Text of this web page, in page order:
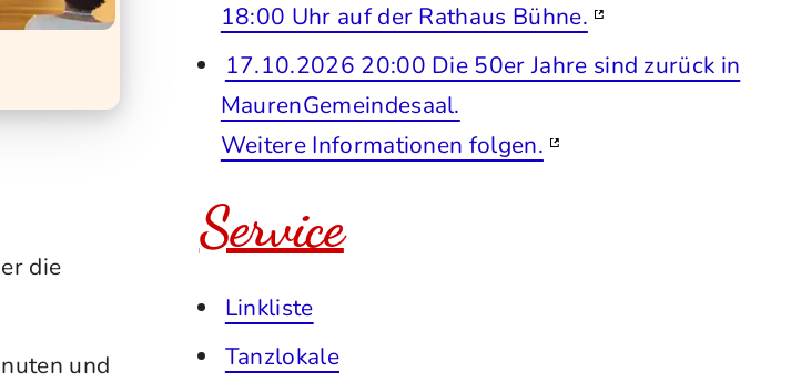
die
und
18:00 Uhr auf der Rathaus Bühne.
17.10.2026 20:00 Die 50er Jahre sind zurück in
MaurenGemeindesaal.
Weitere Informationen folgen.
Service
Linkliste
Tanzlokale